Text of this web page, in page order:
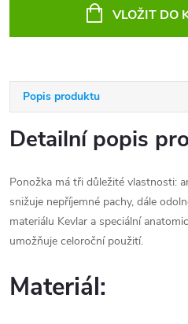
VLOŽIT DO
Popis produktu
Detailní popis
Ponožka má tři důležité vlastnosti:
snižuje nepříjemné pachy, dále
materiálu Kevlar a speciální
umožňuje celoroční použití.
Materiál: